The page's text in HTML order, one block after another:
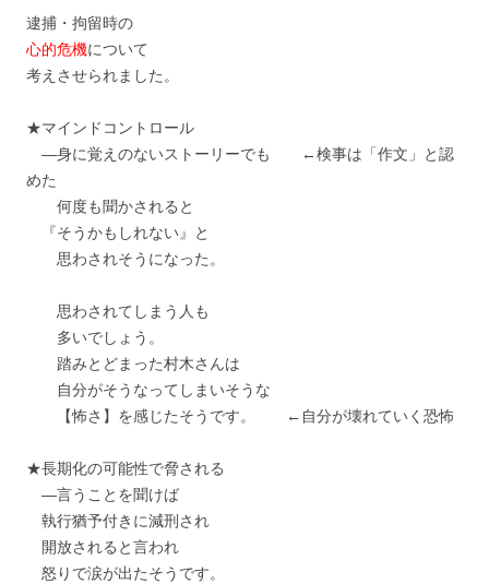
逮捕・拘留時の
心的危機について
考えさせられました。
★マインドコントロール
―身に覚えのないストーリーでも ←検事は「作文」と認
めた
何度も聞かされると
『そうかもしれない』と
思わされそうになった。
思わされてしまう人も
多いでしょう。
踏みとどまった村木さんは
自分がそうなってしまいそうな
【怖さ】を感じたそうです。 ←自分が壊れていく恐怖
★長期化の可能性で脅される
―言うことを聞けば
執行猶予付きに減刑され
開放されると言われ
怒りで涙が出たそうです。